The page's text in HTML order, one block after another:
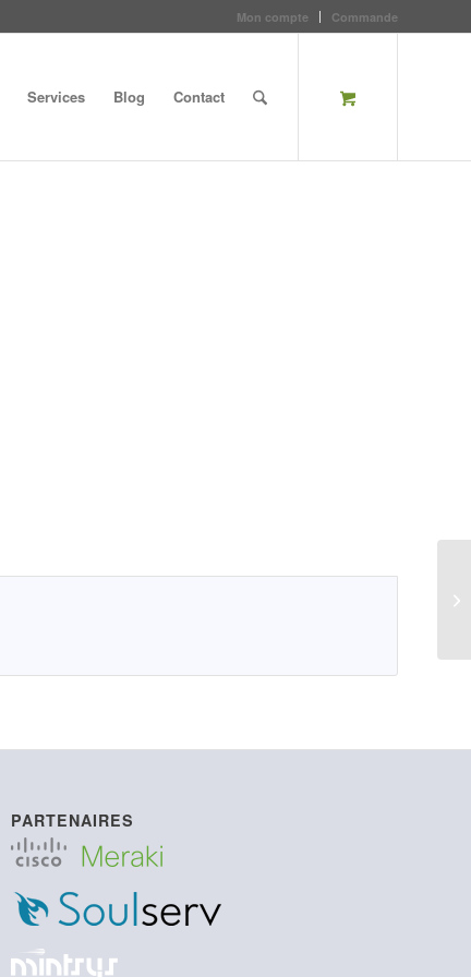
Mon compte Commande
Services Blog Contact
PARTENAIRES